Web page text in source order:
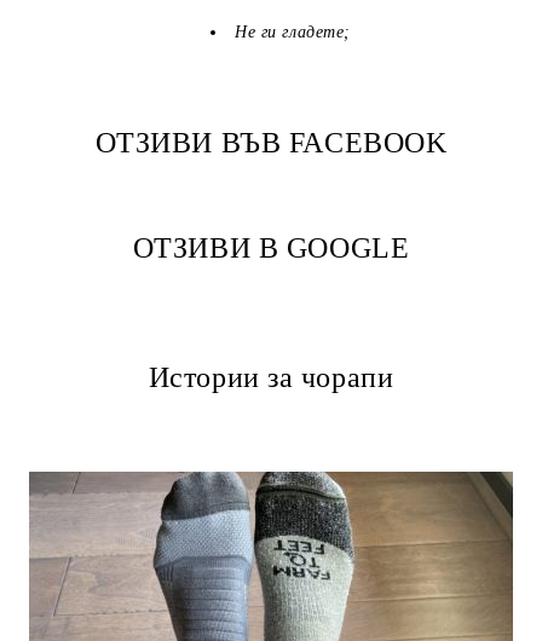
Не ги гладете;
ОТЗИВИ ВЪВ FACEBOOK
ОТЗИВИ В GOOGLE
Истории за чорапи